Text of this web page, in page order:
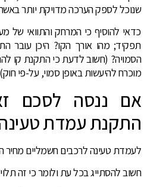
שנוכל לספק הערכה מדויקת יותר
כדאי להוסיף כי המרחק והתוואי
תפקיד; מהו אורך הקו? היכן עובר
הסמויה? (חשוב לדעת כי התקנת קו
מוכרח להיעשות באופן סמוי, על-פי
אם ננסה לסכם
התקנת עמדת
לעמדת טעינה לרכבים חשמליים מחיר המתחיל מ-
חשוב להסתייג בכל עת ולומר כי זה